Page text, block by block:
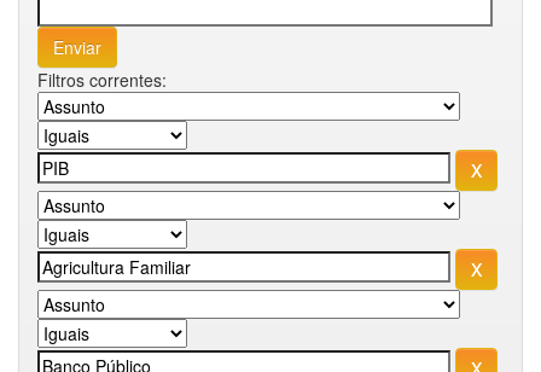
Filtros correntes: